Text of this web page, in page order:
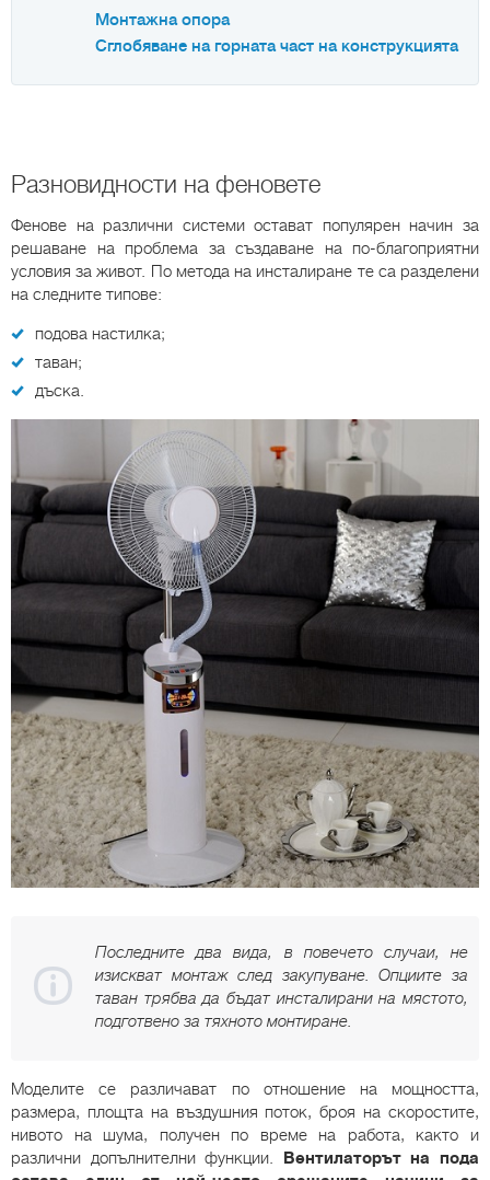
Монтажна опора
Сглобяване на горната част на конструкцията
Разновидности на феновете
Фенове на различни системи остават популярен начин за
решаване на проблема за създаване на по-благоприятни
условия за живот. По метода на инсталиране те са разделени
на следните типове:
подова настилка;
таван;
дъска.
Последните два вида, в повечето случаи, не
изискват монтаж след закупуване. Опциите за
таван трябва да бъдат инсталирани на мястото,
подготвено за тяхното монтиране.
Моделите се различават по отношение на мощността,
размера, площта на въздушния поток, броя на скоростите,
нивото на шума, получен по време на работа, както и
различни допълнителни функции. Вентилаторът на пода